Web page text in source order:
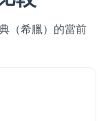
（希臘）的當前